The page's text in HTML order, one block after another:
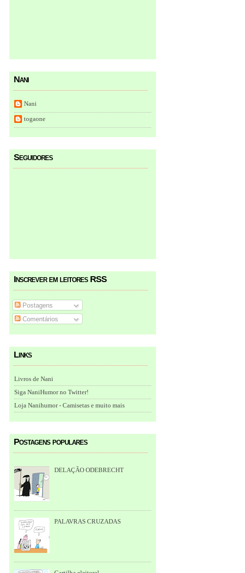
Nani
Nani
togaone
Seguidores
Inscrever em leitores RSS
Postagens
Comentários
Links
Livros de Nani
Siga NaniHumor no Twitter!
Loja Nanihumor - Camisetas e muito mais
Postagens populares
DELAÇÃO ODEBRECHT
PALAVRAS CRUZADAS